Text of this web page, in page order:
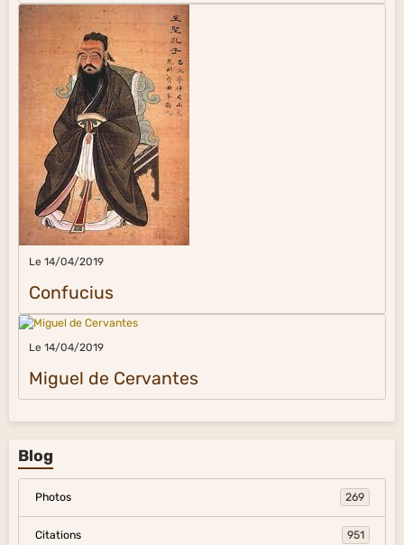
Le 14/04/2019
Confucius
Le 14/04/2019
Miguel de Cervantes
Blog
Photos 269
Citations 951